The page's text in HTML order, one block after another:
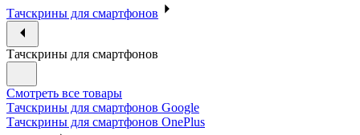
Тачскрины для смартфонов
Тачскрины для смартфонов
Смотреть все товары
Тачскрины для смартфонов Google
Тачскрины для смартфонов OnePlus